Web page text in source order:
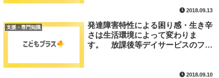
2018.09.13
支援・専門知識
発達障害特性による困り感・生き辛
さは生活環境によって変わりま
す。 放課後等デイサービスのフラ
2018.09.10